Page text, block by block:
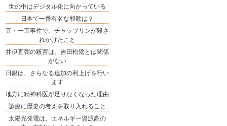
世の中はデジタル化に向かっている
日本で一番有名な和歌は？
五・一五事件で、チャップリンが殺さ
れかけたこと
井伊直弼の殺害は、吉田松陰とは関係
がない
日銀は、さらなる追加の利上げを行い
ます
地方に精神科医が足りなくなった理由
診療に歴史の考えを取り入れること
太陽光発電は、エネルギー資源高の